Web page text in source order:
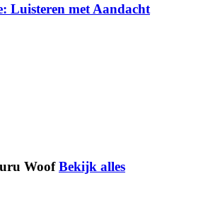
Luisteren met Aandacht
WoofBekijk alles